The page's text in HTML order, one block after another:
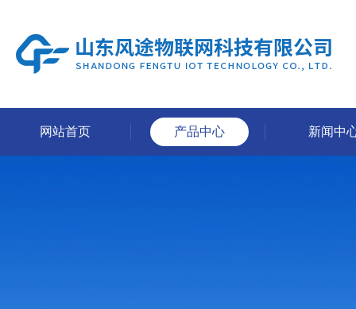
网站首页 产品中心 新闻中